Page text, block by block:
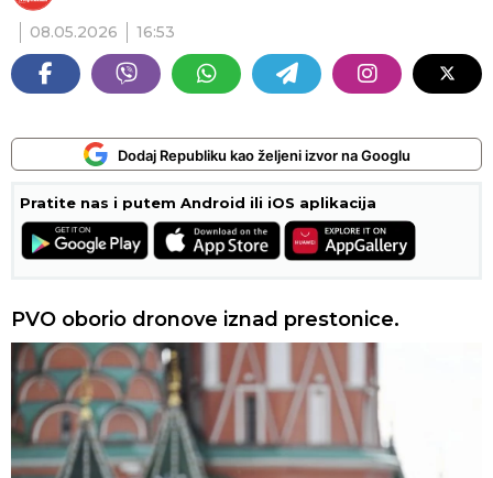
08.05.2026 16:53
Dodaj Republiku kao željeni izvor na Googlu
Pratite nas i putem Android ili iOS aplikacija
PVO oborio dronove iznad prestonice.